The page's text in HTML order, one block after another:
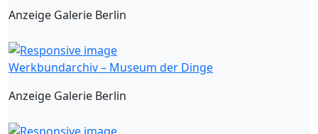
Anzeige Galerie Berlin
Werkbundarchiv – Museum der Dinge
Anzeige Galerie Berlin